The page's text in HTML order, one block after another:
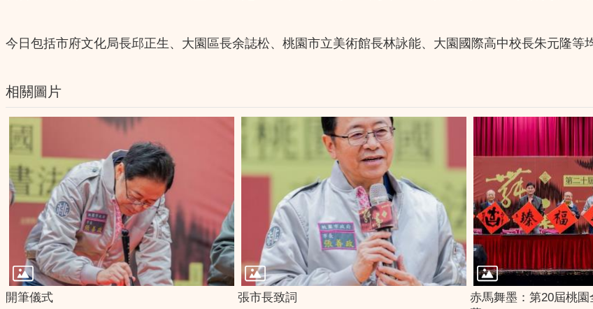
今日包括市府文化局長邱正生、大園區長余誌松、桃園市立美術館長林詠能、大園國際高中校長朱元隆等
相關圖片
開筆儀式 張市長致詞
赤馬舞墨：第20屆桃